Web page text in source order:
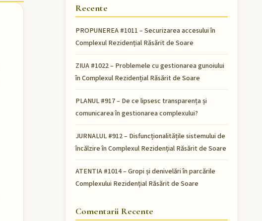
Recente
PROPUNEREA #1011 – Securizarea accesului în
Complexul Rezidențial Răsărit de Soare
ZIUA #1022 – Problemele cu gestionarea gunoiului
în Complexul Rezidențial Răsărit de Soare
PLANUL #917 – De ce lipsesc transparența și
comunicarea în gestionarea complexului?
JURNALUL #912 – Disfuncționalitățile sistemului de
încălzire în Complexul Rezidențial Răsărit de Soare
ATENTIA #1014 – Gropi și denivelări în parcările
Complexului Rezidențial Răsărit de Soare
Comentarii Recente